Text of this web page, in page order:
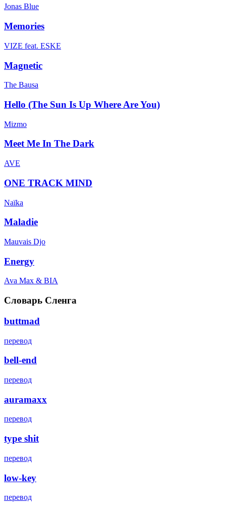
Jonas Blue
Memories
VIZE feat. ESKE
Magnetic
The Bausa
Hello (The Sun Is Up Where Are You)
Mizmo
Meet Me In The Dark
AVE
ONE TRACK MIND
Naïka
Maladie
Mauvais Djo
Energy
Ava Max & BIA
Словарь Сленга
buttmad
перевод
bell-end
перевод
auramaxx
перевод
type shit
перевод
low-key
перевод